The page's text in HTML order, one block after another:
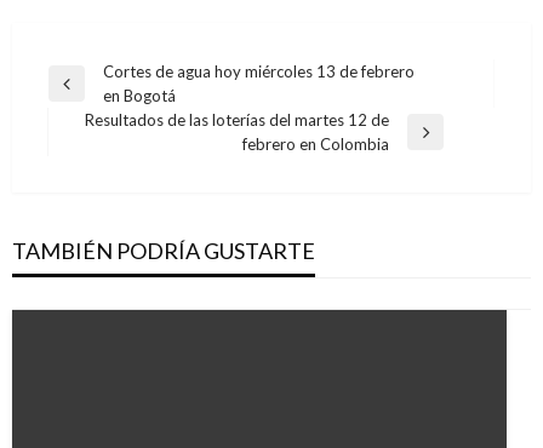
Navegación
Entrada
anterior
Cortes de agua hoy miércoles 13 de febrero
en Bogotá
Resultados de las loterías del martes 12 de
febrero en Colombia
TAMBIÉN PODRÍA GUSTARTE